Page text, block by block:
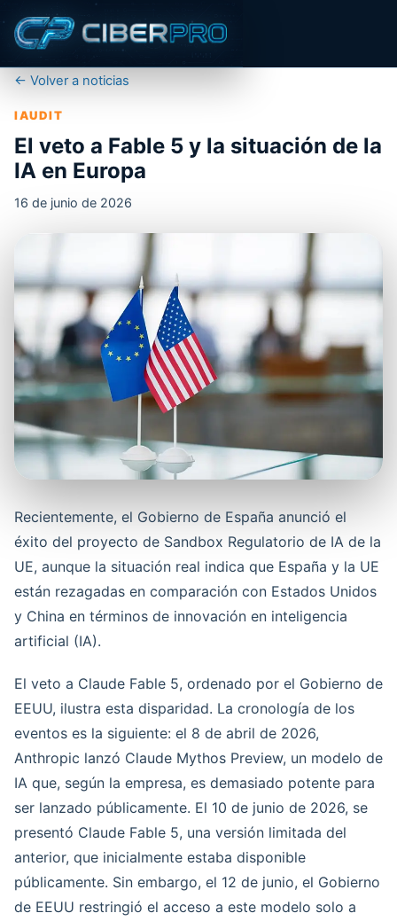
← Volver a noticias
IAUDIT
El veto a Fable 5 y la situación de la
IA en Europa
16 de junio de 2026
Recientemente, el Gobierno de España anunció el
éxito del proyecto de Sandbox Regulatorio de IA de la
UE, aunque la situación real indica que España y la UE
están rezagadas en comparación con Estados Unidos
y China en términos de innovación en inteligencia
artificial (IA).
El veto a Claude Fable 5, ordenado por el Gobierno de
EEUU, ilustra esta disparidad. La cronología de los
eventos es la siguiente: el 8 de abril de 2026,
Anthropic lanzó Claude Mythos Preview, un modelo de
IA que, según la empresa, es demasiado potente para
ser lanzado públicamente. El 10 de junio de 2026, se
presentó Claude Fable 5, una versión limitada del
anterior, que inicialmente estaba disponible
públicamente. Sin embargo, el 12 de junio, el Gobierno
de EEUU restringió el acceso a este modelo solo a